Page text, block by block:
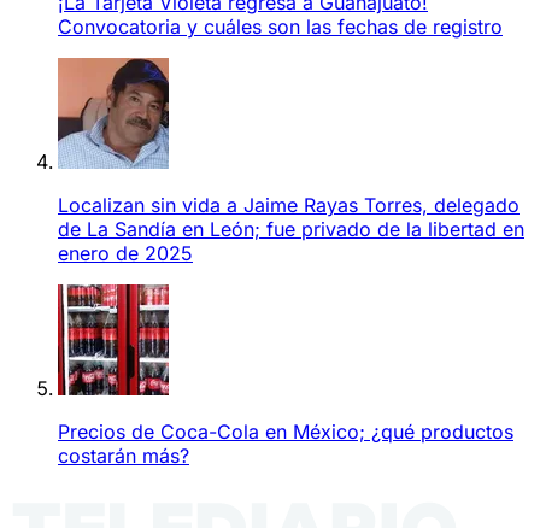
Convocatoria y cuáles son las fechas de registro
Localizan sin vida a Jaime Rayas Torres, delegado
de La Sandía en León; fue privado de la libertad en
enero de 2025
Precios de Coca-Cola en México; ¿qué productos
costarán más?